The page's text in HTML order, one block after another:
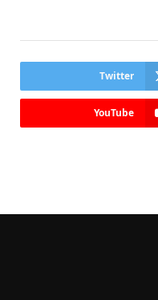
Twitter
YouTube